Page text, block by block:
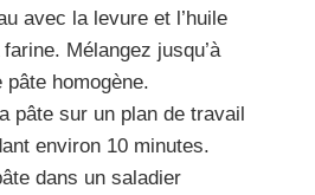
avec la levure et l’huile
farine. Mélangez jusqu’à
pâte homogène.
pâte sur un plan de travail
environ 10 minutes.
dans un saladier